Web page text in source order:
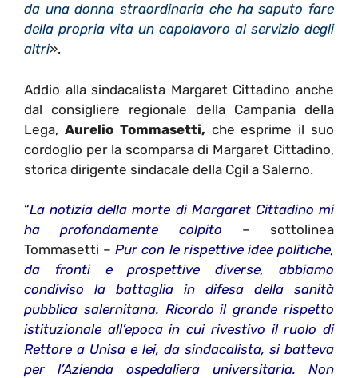
da una donna straordinaria che ha saputo fare
della propria vita un capolavoro al servizio degli
altri».
Addio alla sindacalista Margaret Cittadino anche
dal consigliere regionale della Campania della
Lega, Aurelio Tommasetti, che esprime il suo
cordoglio per la scomparsa di Margaret Cittadino,
storica dirigente sindacale della Cgil a Salerno.
“La notizia della morte di Margaret Cittadino mi
ha profondamente colpito – sottolinea
Tommasetti –Pur con le rispettive idee politiche,
da fronti e prospettive diverse, abbiamo
condiviso la battaglia in difesa della sanità
pubblica salernitana. Ricordo il grande rispetto
istituzionale all’epoca in cui rivestivo il ruolo di
Rettore a Unisa e lei, da sindacalista, si batteva
per l’Azienda ospedaliera universitaria. Non